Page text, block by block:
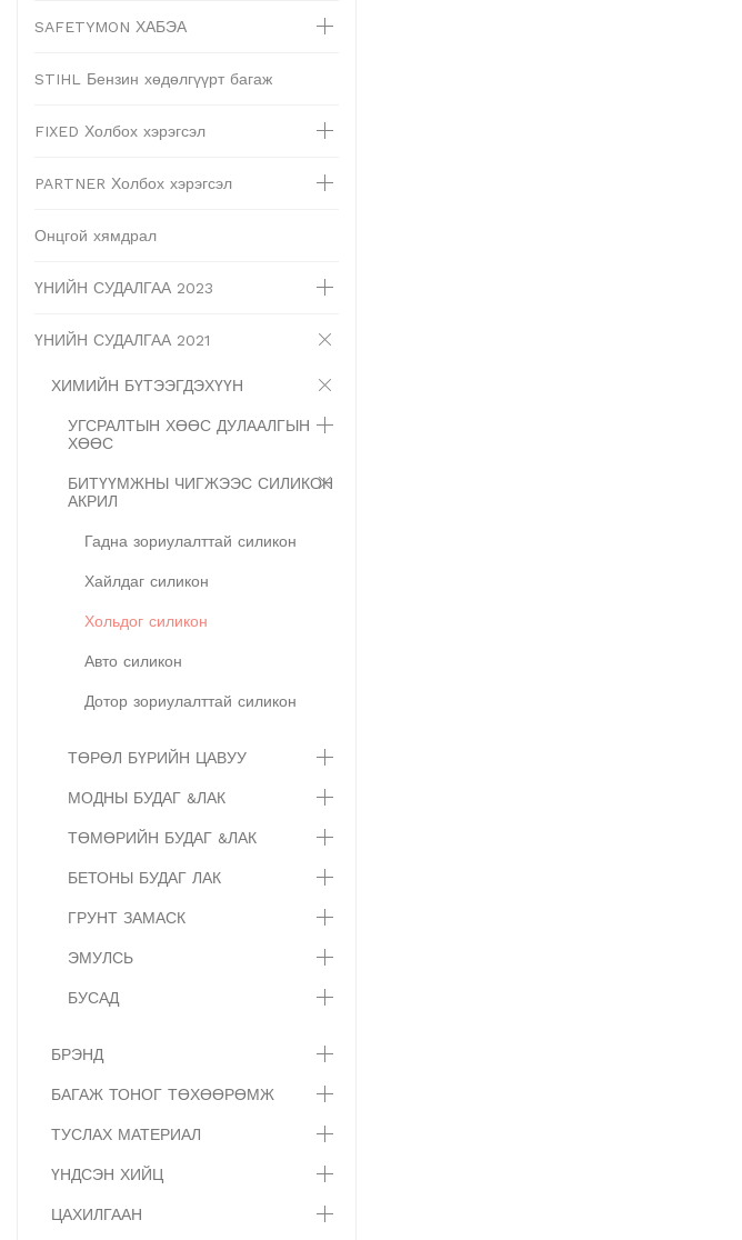
SAFETYMON ХАБЭА
STIHL Бензин хөдөлгүүрт багаж
FIXED Холбох хэрэгсэл
PARTNER Холбох хэрэгсэл
Онцгой хямдрал
ҮНИЙН СУДАЛГАА 2023
ҮНИЙН СУДАЛГАА 2021
ХИМИЙН БҮТЭЭГДЭХҮҮН
УГСРАЛТЫН ХӨӨС ДУЛААЛГЫН
ХӨӨС
БИТҮҮМЖНЫ ЧИГЖЭЭС СИЛИКОН
АКРИЛ
Гадна зориулалттай силикон
Хайлдаг силикон
Хольдог силикон
Авто силикон
Дотор зориулалттай силикон
ТӨРӨЛ БҮРИЙН ЦАВУУ
МОДНЫ БУДАГ &ЛАК
ТӨМӨРИЙН БУДАГ &ЛАК
БЕТОНЫ БУДАГ ЛАК
ГРУНТ ЗАМАСК
ЭМУЛСЬ
БУСАД
БРЭНД
БАГАЖ ТОНОГ ТӨХӨӨРӨМЖ
ТУСЛАХ МАТЕРИАЛ
ҮНДСЭН ХИЙЦ
ЦАХИЛГААН